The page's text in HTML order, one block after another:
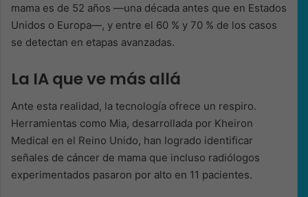
mama es de 52 años —una década antes que en Estados
Unidos o Europa—, y entre el 60 % y 70 % de los casos
se detectan en etapas avanzadas.
La IA que ve más allá
Ante esta realidad, la tecnología ofrece un respiro.
Herramientas como Mia, desarrollada por Kheiron
Medical en el Reino Unido, han logrado identificar
señales de cáncer de mama que incluso radiólogos
experimentados pasaron por alto en 11 pacientes.